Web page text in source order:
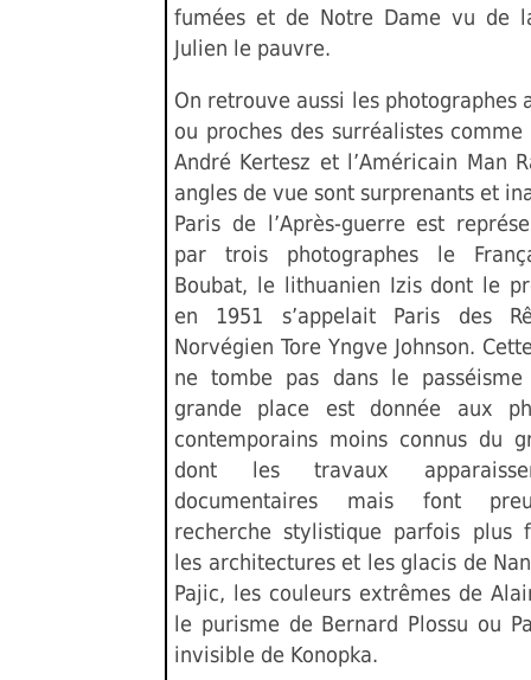
fumées et de Notre Dame vu de
Julien le pauvre.
On retrouve aussi les photographes
ou proches des surréalistes
André Kertesz et l’Américain Man
angles de vue sont surprenants et
Paris de l’Après-guerre est
par trois photographes le
Boubat, le lithuanien Izis dont le
en 1951 s’appelait Paris des
Norvégien Tore Yngve Johnson.
ne tombe pas dans le passéisme
grande place est donnée aux
contemporains moins connus du
dont les travaux
documentaires mais font
recherche stylistique parfois plus
les architectures et les glacis de
Pajic, les couleurs extrêmes de
le purisme de Bernard Plossu ou
invisible de Konopka.